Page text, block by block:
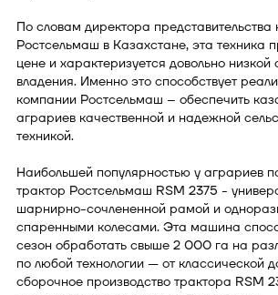
По словам директора
Ростсельмаш в Казахстане, эта техника
цене и характеризуется довольно низкой
владения. Именно это способствует
компании Ростсельмаш – обеспечить
аграриев качественной и надежной
техникой.
Наибольшей популярностью у аграриев
трактор Ростсельмаш RSM 2375 -
шарнирно-сочлененной рамой и
спаренными колесами. Эта машина
сезон обработать свыше 2 000 га на
по любой технологии — от классической
сборочное производство трактора RSM